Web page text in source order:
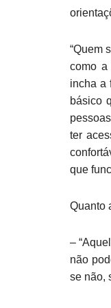
“Quem
como a
incha a
básico
ter
que
Quanto
–
não
se não,